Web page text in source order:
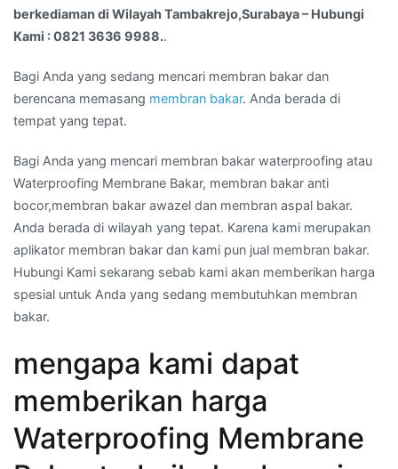
Kami
:
3636
9988.
berkediaman di Wilayah Tambakrejo,Surabaya – Hubungi
Kami : 0821 3636 9988..
Bagi Anda yang sedang mencari membran bakar dan
berencana memasang membran bakar. Anda berada di
tempat yang tepat.
Bagi Anda yang mencari membran bakar waterproofing atau
Waterproofing Membrane Bakar, membran bakar anti
bocor,membran bakar awazel dan membran aspal bakar.
Anda berada di wilayah yang tepat. Karena kami merupakan
aplikator membran bakar dan kami pun jual membran bakar.
Hubungi Kami sekarang sebab kami akan memberikan harga
spesial untuk Anda yang sedang membutuhkan membran
bakar.
mengapa kami dapat
memberikan harga
Waterproofing Membrane